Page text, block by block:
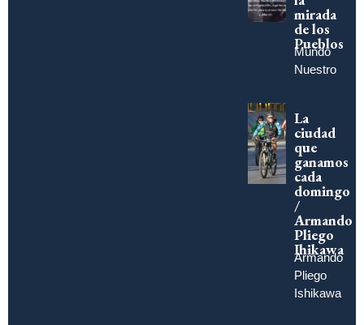
mirada
de los
Pueblos
Mundo
Nuestro
La
ciudad
que
ganamos
cada
domingo
/
Armando
Pliego
Ihikawa
Armando
Pliego
Ishikawa